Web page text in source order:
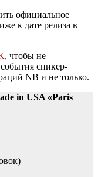
официальное
к дате релиза в
, чтобы не
сникер-
NB и не только.
in USA «Paris